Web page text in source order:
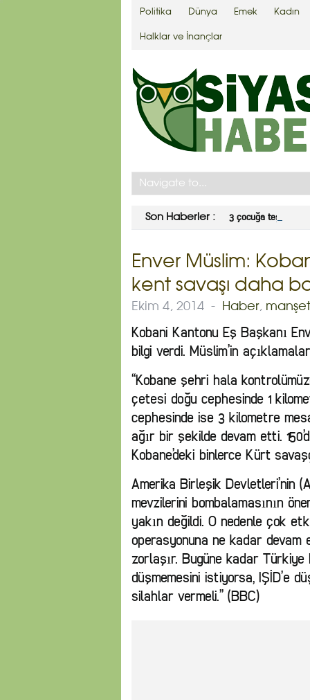
Politika Dünya Emek Kadın
Halklar ve İnançlar
Son Haberler : 3 çocuğa teşvikte
Enver Müslim:
kent savaşı daha
Ekim 4, 2014 - Haber, manşet
Kobani Kantonu Eş Başkanı
bilgi verdi. Müslim’in
‘‘Kobane şehri hala
çetesi doğu cephesinde 1
cephesinde ise 3 kilometre
ağır bir şekilde devam etti.
Kobane’deki binlerce Kürt
Amerika Birleşik Devletleri’nin
mevzilerini bombalamasının
yakın değildi. O nedenle çok
operasyonuna ne kadar devam
zorlaşır. Bugüne kadar Türkiye
düşmemesini istiyorsa, IŞİD’e
silahlar vermeli.’’ (BBC)